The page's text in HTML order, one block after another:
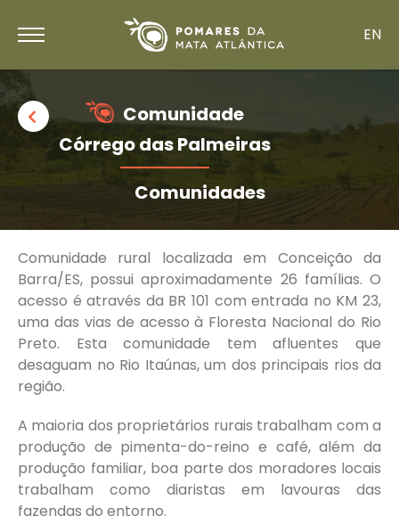
EN
Comunidade
Córrego das Palmeiras
Comunidades
Comunidade rural localizada em Conceição da
Barra/ES, possui aproximadamente 26 famílias. O
acesso é através da BR 101 com entrada no KM 23,
uma das vias de acesso à Floresta Nacional do Rio
Preto. Esta comunidade tem afluentes que
desaguam no Rio Itaúnas, um dos principais rios da
região.
A maioria dos proprietários rurais trabalham com a
produção de pimenta-do-reino e café, além da
produção familiar, boa parte dos moradores locais
trabalham como diaristas em lavouras das
fazendas do entorno.